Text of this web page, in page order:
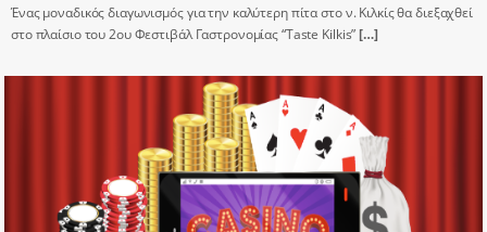
Ένας μοναδικός διαγωνισμός για την καλύτερη πίτα στο ν. Κιλκίς θα διεξαχθεί
στο πλαίσιο του 2ου Φεστιβάλ Γαστρονομίας “Taste Kilkis”[…]